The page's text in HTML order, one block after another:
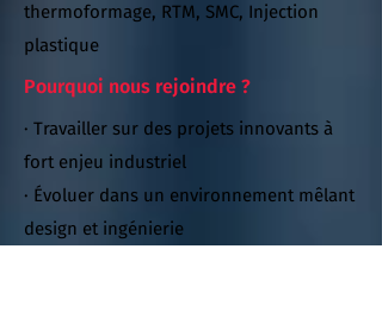
thermoformage, RTM, SMC, Injection
plastique
Pourquoi nous rejoindre ?
· Travailler sur des projets innovants à
fort enjeu industriel
· Évoluer dans un environnement mêlant
design et ingénierie